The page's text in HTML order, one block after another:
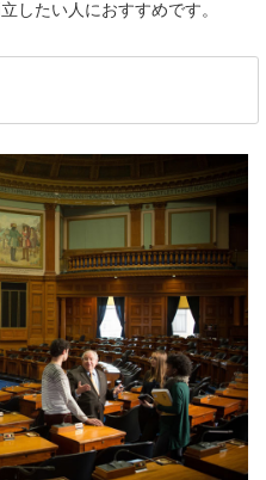
したい人におすすめです。